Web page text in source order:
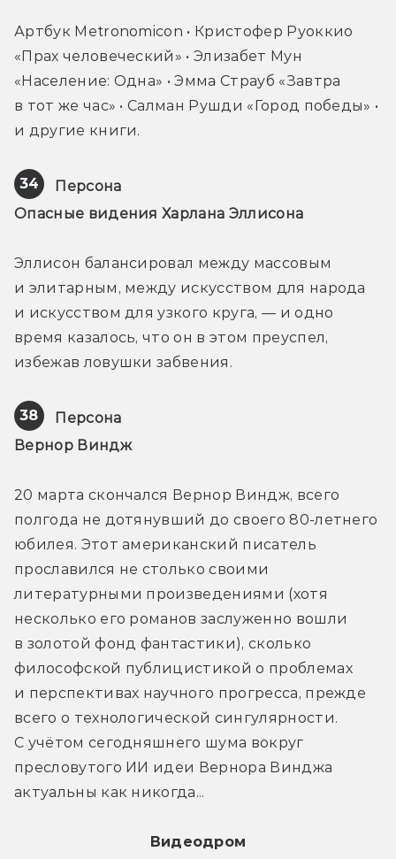
Артбук Metronomicon • Кристофер Руоккио
«Прах человеческий» • Элизабет Мун
«Население: Одна» • Эмма Страуб «Завтра
в тот же час» • Салман Рушди «Город победы» •
и другие книги.
34
Персона
Опасные видения Харлана Эллисона
Эллисон балансировал между массовым
и элитарным, между искусством для народа
и искусством для узкого круга, — и одно
время казалось, что он в этом преуспел,
избежав ловушки забвения.
38
Персона
Вернор Виндж
20 марта скончался Вернор Виндж, всего
полгода не дотянувший до своего 80-летнего
юбилея. Этот американский писатель
прославился не столько своими
литературными произведениями (хотя
несколько его романов заслуженно вошли
в золотой фонд фантастики), сколько
философской публицистикой о проблемах
и перспективах научного прогресса, прежде
всего о технологической сингулярности.
С учётом сегодняшнего шума вокруг
пресловутого ИИ идеи Вернора Винджа
актуальны как никогда...
Видеодром